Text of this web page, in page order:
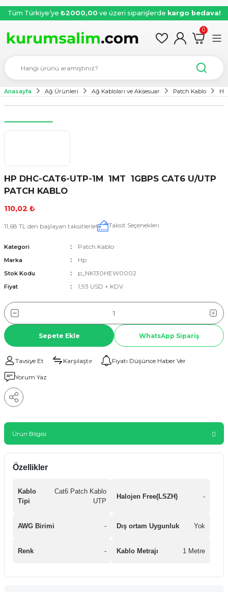
Tüm Türkiye’ye ₺2000,00 ve üzeri siparişlerde kargo bedava!
0
Anasayfa Ağ Ürünleri Ağ Kabloları ve Aksesuar Patch Kablo
HP DHC-CAT6-UTP-1M 1MT 1GBPS CAT6 U/UTP
PATCH KABLO
110,02 ₺
11,68 TL den başlayan taksitlerle! Taksit Seçenekleri
Kategori Patch Kablo
Marka Hp
Stok Kodu p_NK130HEW0002
Fiyat 1,93 USD + KDV
Sepete Ekle WhatsApp Sipariş
Tavsiye Et Karşılaştır Fiyatı Düşünce Haber Ver
Yorum Yaz
Ürün Bilgisi
Özellikler
Kablo
Tipi
Cat6 Patch Kablo
UTP
Halojen Free(LSZH) -
AWG Birimi - Dış ortam Uygunluk Yok
Renk - Kablo Metrajı 1 Metre